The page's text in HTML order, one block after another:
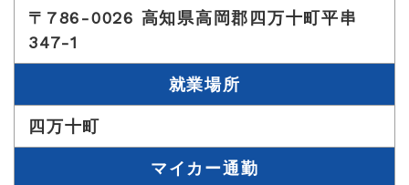
〒786-0026 高知県高岡郡四万十町平串
347-1
就業場所
四万十町
マイカー通勤